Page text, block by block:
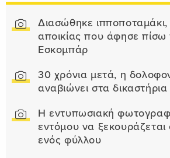
Διασώθηκε
αποικίας που άφησε
Εσκομπάρ
30 χρόνια μετά, η
αναβιώνει στα δικαστήρια
Η εντυπωσιακή
εντόμου να
ενός φύλλου